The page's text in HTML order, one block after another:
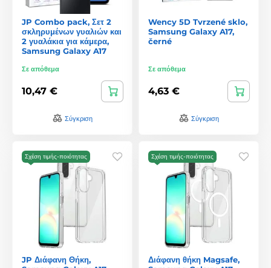
JP Combo pack, Σετ 2
σκληρυμένων γυαλιών και
2 γυαλάκια για κάμερα,
Samsung Galaxy A17
Σε απόθεμα
10,47 €
Σύγκριση
Wency 5D Tvrzené sklo,
Samsung Galaxy A17,
černé
Σε απόθεμα
4,63 €
Σύγκριση
Σχέση τιμής-ποιότητας
JP Διάφανη Θήκη,
Σχέση τιμής-ποιότητας
Διάφανη θήκη Magsafe,